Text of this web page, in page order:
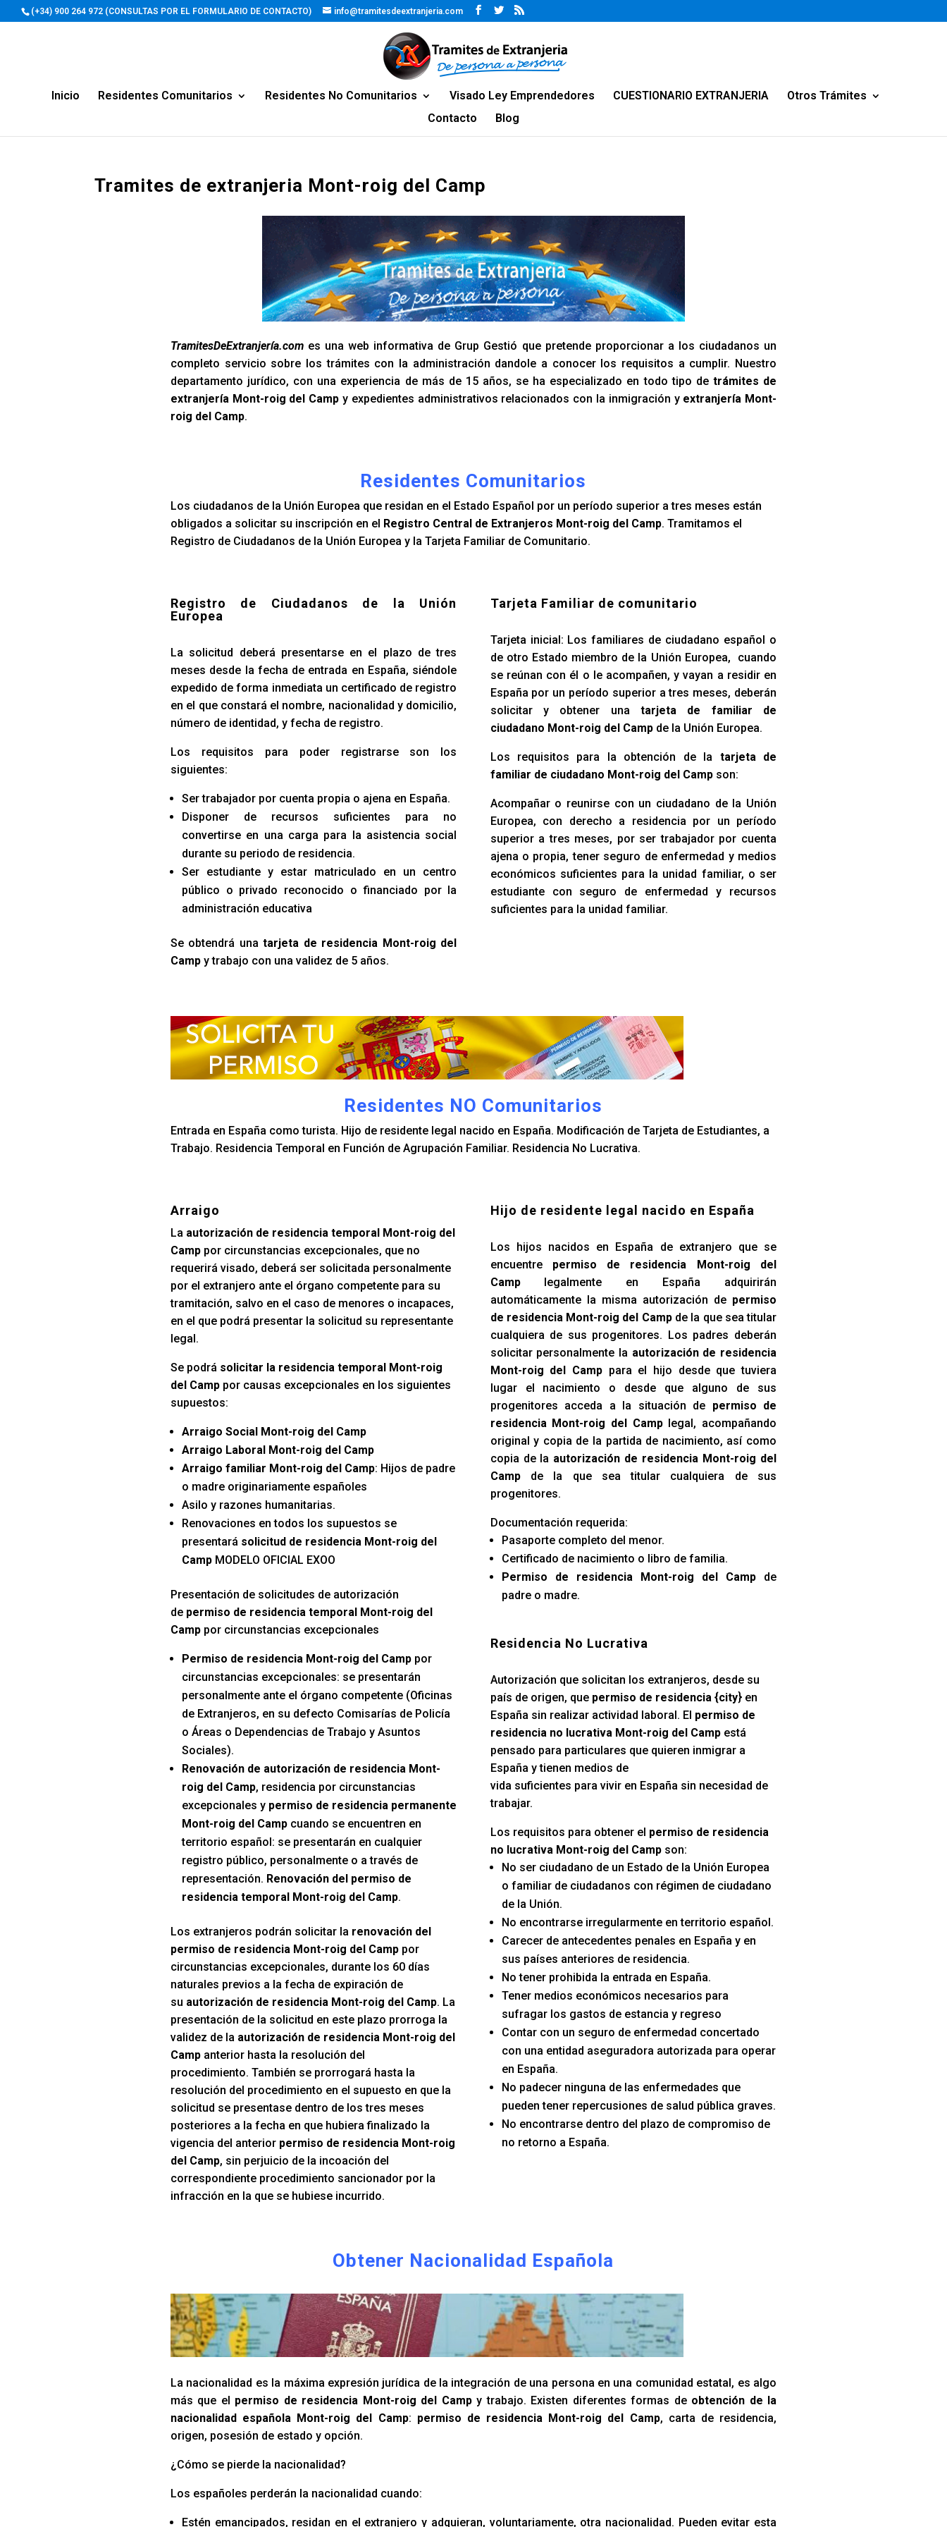
(+34) 900 264 972 (CONSULTAS POR EL FORMULARIO DE CONTACTO) info@tramitesdeextranjeria.com
Inicio Residentes Comunitarios Residentes No Comunitarios Visado Ley Emprendedores CUESTIONARIO EXTRANJERIA
Otros Trámites
Contacto
Blog
Tramites de extranjeria Mont-roig del Camp
TramitesDeExtranjería.comes una web informativa de Grup Gestió que pretende proporcionar a los ciudadanos un
completo servicio sobre los trámites con la administración dandole a conocer los requisitos a cumplir. Nuestro
departamento jurídico, con una experiencia de más de 15 años, se ha especializado en todo tipo de trámites de
extranjería Mont-roig del Camp y expedientes administrativos relacionados con la inmigración y extranjería Mont-
roig del Camp.
Residentes Comunitarios
Los ciudadanos de la Unión Europea que residan en el Estado Español por un período superior a tres meses están
obligados a solicitar su inscripción en el Registro Central de Extranjeros Mont-roig del Camp. Tramitamos el
Registro de Ciudadanos de la Unión Europea y la Tarjeta Familiar de Comunitario.
Registro de Ciudadanos de la Unión
Europea
La solicitud deberá presentarse en el plazo de tres
meses desde la fecha de entrada en España, siéndole
expedido de forma inmediata un certificado de registro
en el que constará el nombre, nacionalidad y domicilio,
número de identidad, y fecha de registro.
Los requisitos para poder registrarse son los
siguientes:
Ser trabajador por cuenta propia o ajena en España.
Disponer de recursos suficientes para no
convertirse en una carga para la asistencia social
durante su periodo de residencia.
Ser estudiante y estar matriculado en un centro
público o privado reconocido o financiado por la
administración educativa
Se obtendrá unatarjeta de residencia Mont-roig del
Campy trabajo con una validez de 5 años.
Tarjeta Familiar de comunitario
Tarjeta inicial: Los familiares de ciudadano español o
de otro Estado miembro de la Unión Europea, cuando
se reúnan con él o le acompañen, y vayan a residir en
España por un período superior a tres meses, deberán
solicitar y obtener una tarjeta de familiar de
ciudadano Mont-roig del Campde la Unión Europea.
Los requisitos para la obtención de la tarjeta de
familiar de ciudadano Mont-roig del Camp son:
Acompañar o reunirse con un ciudadano de la Unión
Europea, con derecho a residencia por un período
superior a tres meses, por ser trabajador por cuenta
ajena o propia, tener seguro de enfermedad y medios
económicos suficientes para la unidad familiar, o ser
estudiante con seguro de enfermedad y recursos
suficientes para la unidad familiar.
Residentes NO Comunitarios
Entrada en España como turista. Hijo de residente legal nacido en España. Modificación de Tarjeta de Estudiantes, a
Trabajo. Residencia Temporal en Función de Agrupación Familiar. Residencia No Lucrativa.
Arraigo
La autorización de residencia temporal Mont-roig del
Camppor circunstancias excepcionales, que no
requerirá visado, deberá ser solicitada personalmente
por el extranjero ante el órgano competente para su
tramitación, salvo en el caso de menores o incapaces,
en el que podrá presentar la solicitud su representante
legal.
Se podrá solicitar la residencia temporal Mont-roig
del Camppor causas excepcionales en los siguientes
supuestos:
Arraigo Social Mont-roig del Camp
Arraigo Laboral Mont-roig del Camp
Arraigo familiar Mont-roig del Camp: Hijos de padre
o madre originariamente españoles
Asilo y razones humanitarias.
Renovaciones en todos los supuestos se
presentará solicitud de residencia Mont-roig del
CampMODELO OFICIAL EXOO
Presentación de solicitudes de autorización
depermiso de residencia temporal Mont-roig del
Camp por circunstancias excepcionales
Permiso de residencia Mont-roig del Camppor
circunstancias excepcionales: se presentarán
personalmente ante el órgano competente (Oficinas
de Extranjeros, en su defecto Comisarías de Policía
o Áreas o Dependencias de Trabajo y Asuntos
Sociales).
Renovación de autorización de residencia Mont-
roig del Camp, residencia por circunstancias
excepcionales y permiso de residencia permanente
Mont-roig del Campcuando se encuentren en
territorio español: se presentarán en cualquier
registro público, personalmente o a través de
representación. Renovación del permiso de
residencia temporal Mont-roig del Camp.
Los extranjeros podrán solicitar la renovación del
permiso de residencia Mont-roig del Camppor
circunstancias excepcionales, durante los 60 días
naturales previos a la fecha de expiración de
su autorización de residencia Mont-roig del Camp. La
presentación de la solicitud en este plazo prorroga la
validez de la autorización de residencia Mont-roig del
Campanterior hasta la resolución del
procedimiento. También se prorrogará hasta la
resolución del procedimiento en el supuesto en que la
solicitud se presentase dentro de los tres meses
posteriores a la fecha en que hubiera finalizado la
vigencia del anterior permiso de residencia Mont-roig
del Camp, sin perjuicio de la incoación del
correspondiente procedimiento sancionador por la
infracción en la que se hubiese incurrido.
Hijo de residente legal nacido en España
Los hijos nacidos en España de extranjero que se
encuentre permiso de residencia Mont-roig del
Camplegalmente en España adquirirán
automáticamente la misma autorización de permiso
de residencia Mont-roig del Campde la que sea titular
cualquiera de sus progenitores. Los padres deberán
solicitar personalmente la autorización de residencia
Mont-roig del Camppara el hijo desde que tuviera
lugar el nacimiento o desde que alguno de sus
progenitores acceda a la situación de permiso de
residencia Mont-roig del Camplegal, acompañando
original y copia de la partida de nacimiento, así como
copia de la autorización de residencia Mont-roig del
Campde la que sea titular cualquiera de sus
progenitores.
Documentación requerida:
Pasaporte completo del menor.
Certificado de nacimiento o libro de familia.
Permiso de residencia Mont-roig del Campde
padre o madre.
Residencia No Lucrativa
Autorización que solicitan los extranjeros, desde su
país de origen, que permiso de residencia {city} en
España sin realizar actividad laboral. El permiso de
residencia no lucrativa Mont-roig del Campestá
pensado para particulares que quieren inmigrar a
España y tienen medios de
vida suficientes para vivir en España sin necesidad de
trabajar.
Los requisitos para obtener el permiso de residencia
no lucrativa Mont-roig del Campson:
No ser ciudadano de un Estado de la Unión Europea
o familiar de ciudadanos con régimen de ciudadano
de la Unión.
No encontrarse irregularmente en territorio español.
Carecer de antecedentes penales en España y en
sus países anteriores de residencia.
No tener prohibida la entrada en España.
Tener medios económicos necesarios para
sufragar los gastos de estancia y regreso
Contar con un seguro de enfermedad concertado
con una entidad aseguradora autorizada para operar
en España.
No padecer ninguna de las enfermedades que
pueden tener repercusiones de salud pública graves.
No encontrarse dentro del plazo de compromiso de
no retorno a España.
Obtener Nacionalidad Española
La nacionalidad es la máxima expresión jurídica de la integración de una persona en una comunidad estatal, es algo
más que el permiso de residencia Mont-roig del Campy trabajo. Existen diferentes formas de obtención de la
nacionalidad española Mont-roig del Camp: permiso de residencia Mont-roig del Camp, carta de residencia,
origen, posesión de estado y opción.
¿Cómo se pierde la nacionalidad?
Los españoles perderán la nacionalidad cuando:
Estén emancipados, residan en el extranjero y adquieran, voluntariamente, otra nacionalidad. Pueden evitar esta